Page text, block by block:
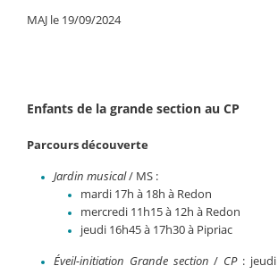
MAJ le 19/09/2024
Enfants de la grande section au CP
Parcours découverte
Jardin musical/ MS :
mardi 17h à 18h à Redon
mercredi 11h15 à 12h à Redon
jeudi 16h45 à 17h30 à Pipriac
Éveil-initiation Grande section/ CP :